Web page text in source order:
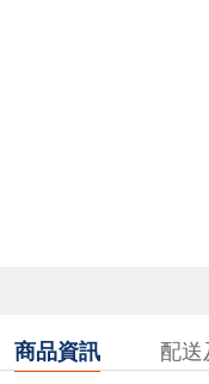
商品資訊 配送